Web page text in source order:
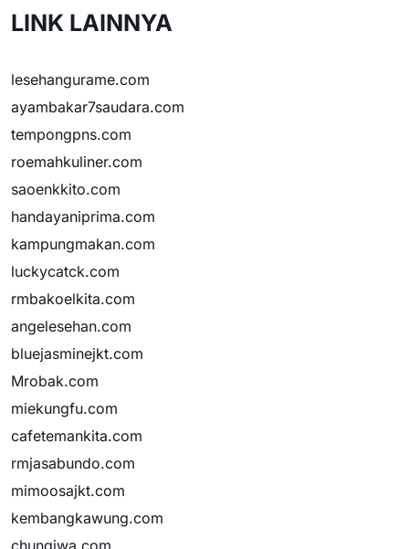
LINK LAINNYA
lesehangurame.com
ayambakar7saudara.com
tempongpns.com
roemahkuliner.com
saoenkkito.com
handayaniprima.com
kampungmakan.com
luckycatck.com
rmbakoelkita.com
angelesehan.com
bluejasminejkt.com
Mrobak.com
miekungfu.com
cafetemankita.com
rmjasabundo.com
mimoosajkt.com
kembangkawung.com
chungiwa.com